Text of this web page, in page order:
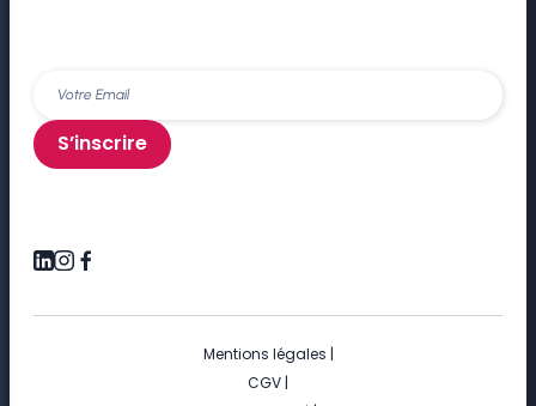
S’inscrire
Mentions légales |
CGV |